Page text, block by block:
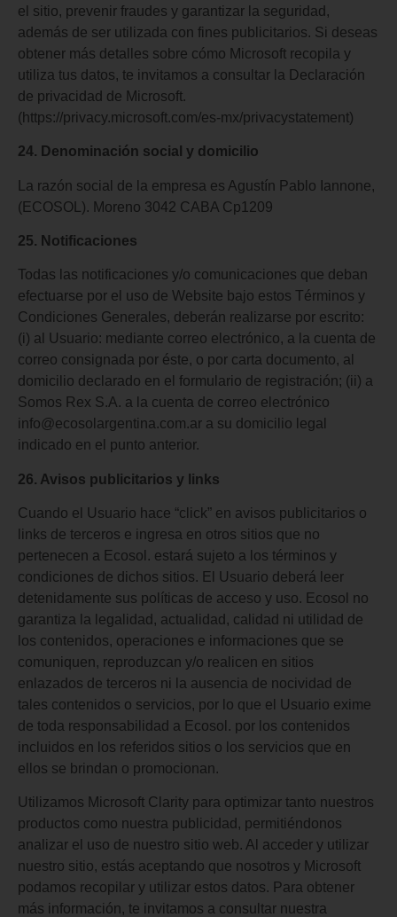
el sitio, prevenir fraudes y garantizar la seguridad,
además de ser utilizada con fines publicitarios. Si deseas
obtener más detalles sobre cómo Microsoft recopila y
utiliza tus datos, te invitamos a consultar la Declaración
de privacidad de Microsoft.
(https://privacy.microsoft.com/es-mx/privacystatement)
24. Denominación social y domicilio
La razón social de la empresa es Agustín Pablo Iannone,
(ECOSOL). Moreno 3042 CABA Cp1209
25. Notificaciones
Todas las notificaciones y/o comunicaciones que deban
efectuarse por el uso de Website bajo estos Términos y
Condiciones Generales, deberán realizarse por escrito:
(i) al Usuario: mediante correo electrónico, a la cuenta de
correo consignada por éste, o por carta documento, al
domicilio declarado en el formulario de registración; (ii) a
Somos Rex S.A. a la cuenta de correo electrónico
info@ecosolargentina.com.ar a su domicilio legal
indicado en el punto anterior.
26. Avisos publicitarios y links
Cuando el Usuario hace “click” en avisos publicitarios o
links de terceros e ingresa en otros sitios que no
pertenecen a Ecosol. estará sujeto a los términos y
condiciones de dichos sitios. El Usuario deberá leer
detenidamente sus políticas de acceso y uso. Ecosol no
garantiza la legalidad, actualidad, calidad ni utilidad de
los contenidos, operaciones e informaciones que se
comuniquen, reproduzcan y/o realicen en sitios
enlazados de terceros ni la ausencia de nocividad de
tales contenidos o servicios, por lo que el Usuario exime
de toda responsabilidad a Ecosol. por los contenidos
incluidos en los referidos sitios o los servicios que en
ellos se brindan o promocionan.
Utilizamos Microsoft Clarity para optimizar tanto nuestros
productos como nuestra publicidad, permitiéndonos
analizar el uso de nuestro sitio web. Al acceder y utilizar
nuestro sitio, estás aceptando que nosotros y Microsoft
podamos recopilar y utilizar estos datos. Para obtener
más información, te invitamos a consultar nuestra